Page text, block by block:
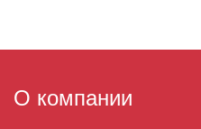
О компании